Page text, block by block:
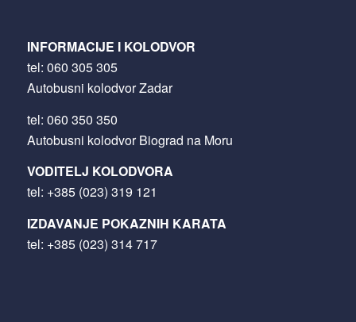
INFORMACIJE I KOLODVOR
tel: 060 305 305
Autobusni kolodvor Zadar
tel: 060 350 350
Autobusni kolodvor Biograd na Moru
VODITELJ KOLODVORA
tel: +385 (023) 319 121
IZDAVANJE POKAZNIH KARATA
tel: +385 (023) 314 717